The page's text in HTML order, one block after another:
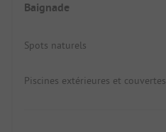
Baignade
Spots naturels
Piscines extérieures et couvertes